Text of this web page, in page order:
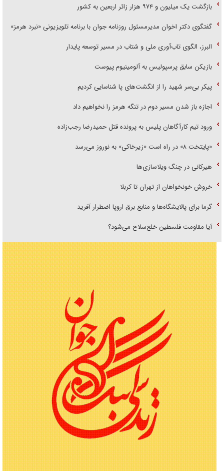
بازگشت یک میلیون و ۹۷۴ هزار زائر اربعین به کشور
گفتگوی دکتر اخوان مدیرمسئول روزنامه جوان با برنامه تلویزیونی «نبرد هرمز»
البرز، الگوی تاب‌آوری ملی و شتاب در مسیر توسعه پایدار
بازیکن سابق پرسپولیس به آلومینیوم پیوست
پیکر بی‌سر شهید را از انگشت‌های پا شناسایی کردیم
اجازه باز شدن مسیر دوم در تنگه هرمز را نخواهیم داد
ورود تیم کارآگاهان پلیس به پرونده قتل حمیدرضا رجب‌زاده
«پایتخت ۸» در راه است «زیرخاکی» به نوروز می‌رسد
هیرکانی در چنگ ویلاسازی‌ها
خروش خونخواهان از تهران تا کربلا
گرما برای پالایشگاه‌ها و منابع برق اروپا اضطرار آفرید
آیا مقاومت فلسطین خلع‌سلاح می‌شود؟